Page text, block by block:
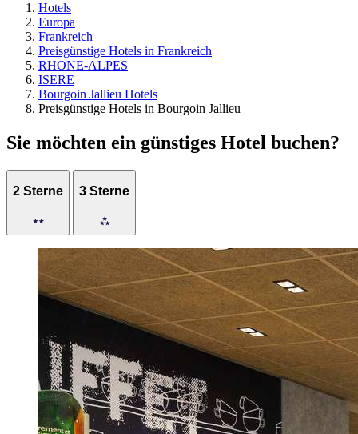
Hotels
Europa
Frankreich
Preisgünstige Hotels in Frankreich
RHONE-ALPES
ISERE
Bourgoin Jallieu Hotels
Preisgünstige Hotels in Bourgoin Jallieu
Sie möchten ein günstiges Hotel buchen?
2 Sterne 3 Sterne